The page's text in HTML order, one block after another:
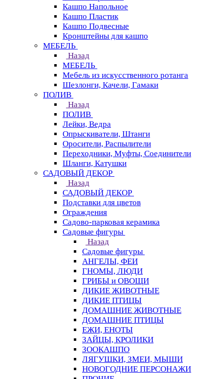
Кашпо Напольное
Кашпо Пластик
Кашпо Подвесные
Кронштейны для кашпо
МЕБЕЛЬ
Назад
МЕБЕЛЬ
Мебель из искусственного ротанга
Шезлонги, Качели, Гамаки
ПОЛИВ
Назад
ПОЛИВ
Лейки, Ведра
Опрыскиватели, Штанги
Оросители, Распылители
Переходники, Муфты, Соединители
Шланги, Катушки
САДОВЫЙ ДЕКОР
Назад
САДОВЫЙ ДЕКОР
Подставки для цветов
Ограждения
Садово-парковая керамика
Садовые фигуры
Назад
Садовые фигуры
АНГЕЛЫ, ФЕИ
ГНОМЫ, ЛЮДИ
ГРИБЫ и ОВОЩИ
ДИКИЕ ЖИВОТНЫЕ
ДИКИЕ ПТИЦЫ
ДОМАШНИЕ ЖИВОТНЫЕ
ДОМАШНИЕ ПТИЦЫ
ЕЖИ, ЕНОТЫ
ЗАЙЦЫ, КРОЛИКИ
ЗООКАШПО
ЛЯГУШКИ, ЗМЕИ, МЫШИ
НОВОГОДНИЕ ПЕРСОНАЖИ